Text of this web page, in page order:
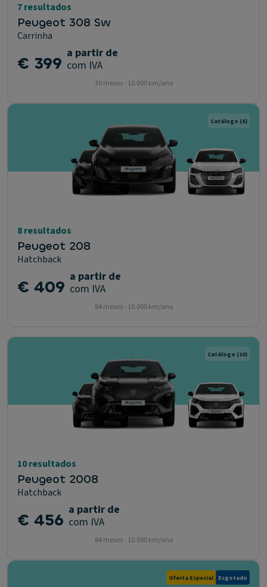
7 resultados
Peugeot 308 Sw
Carrinha
€ 399 a partir de
com IVA
30 meses - 10.000 km/ano
Catálogo (8)
8 resultados
Peugeot 208
Hatchback
€ 409 a partir de
com IVA
84 meses - 10.000 km/ano
Catálogo (10)
10 resultados
Peugeot 2008
Hatchback
€ 456 a partir de
com IVA
84 meses - 10.000 km/ano
Oferta Especial Esgotado